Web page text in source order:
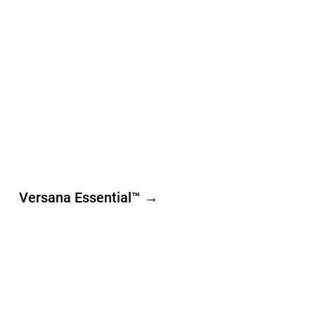
Versana Essential™ →